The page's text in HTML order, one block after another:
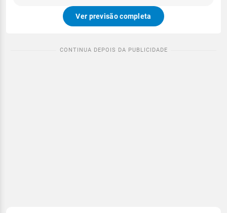
Ver previsão completa